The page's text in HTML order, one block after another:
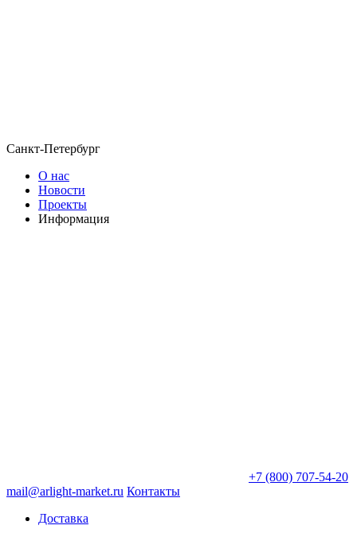
Санкт-Петербург
О нас
Новости
Проекты
Информация
+7 (800) 707-54-20
mail@arlight-market.ru Контакты
Доставка